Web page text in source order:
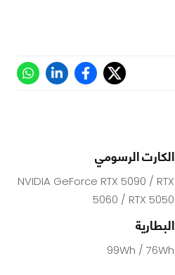
الكارت الرسومي
NVIDIA GeForce RTX 5090 / RTX
5060 / RTX 5050
البطارية
99Wh / 76Wh